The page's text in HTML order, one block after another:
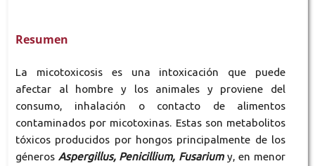
Resumen
La micotoxicosis es una intoxicación que puede
afectar al hombre y los animales y proviene del
consumo, inhalación o contacto de alimentos
contaminados por micotoxinas. Estas son metabolitos
tóxicos producidos por hongos principalmente de los
géneros Aspergillus, Penicillium, Fusariumy, en menor